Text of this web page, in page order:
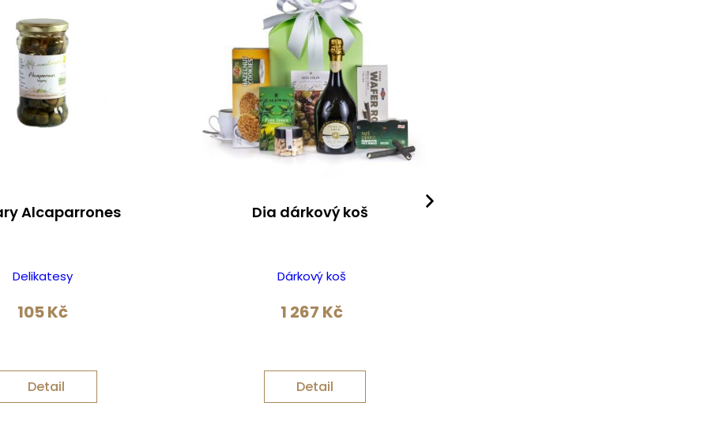
Alcaparrones
Delikatesy
105Kč
Detail
Dia dárkový koš
Dárkový koš
1 267 Kč
Detail